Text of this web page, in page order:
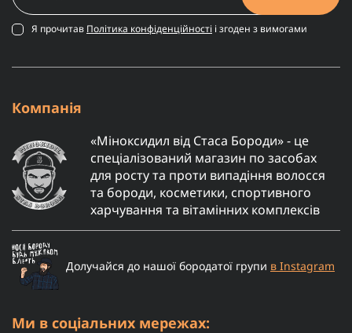
Я прочитав Політика конфіденційності і згоден з вимогами
Компанія
«Міноксидил від Стаса Бороди» - це
спеціалізований магазин по засобах
для росту та проти випадіння волосся
та бороди, косметики, спортивного
харчування та вітамінних комплексів
Долучайся до нашої бородатої групи в Instagram
Ми в соціальних мережах: